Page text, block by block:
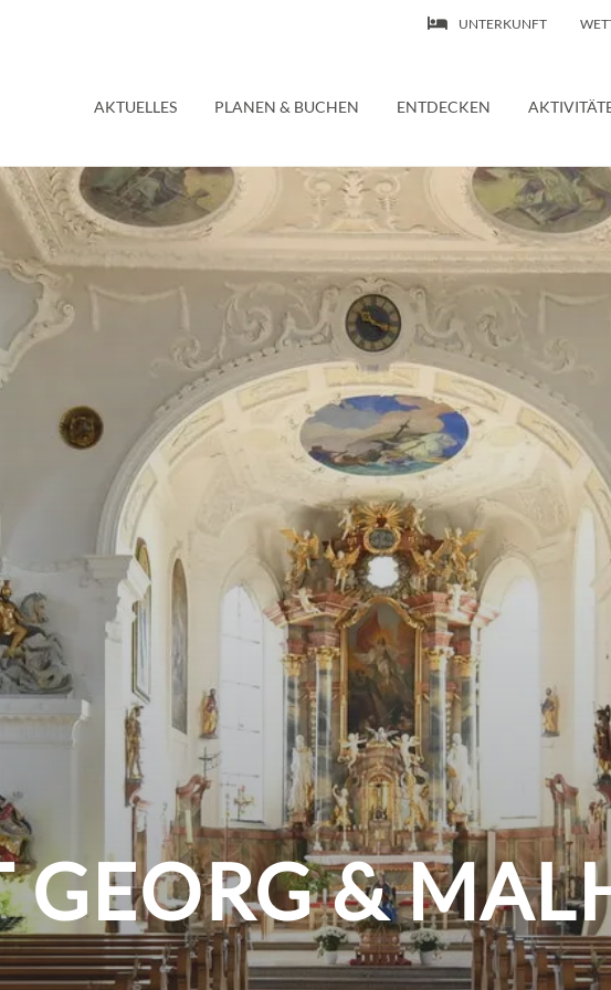
UNTERKUNFT
AKTUELLES PLANEN & BUCHEN ENTDECKEN
GEORG &